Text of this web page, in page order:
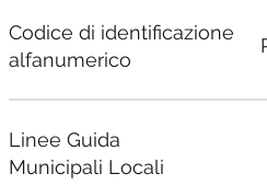
Codice di identificazione
alfanumerico
Linee Guida
Municipali Locali